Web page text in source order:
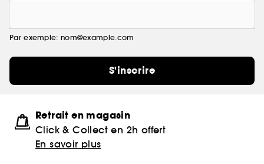
Par exemple: nom@example.com
S'inscrire
Retrait en magasin
Click & Collect en 2h offert
En savoir plus